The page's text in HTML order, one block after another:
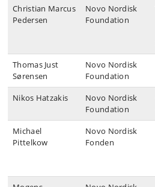
Christian Marcus
Pedersen
Novo Nordisk
Foundation
Thomas Just
Sørensen
Novo Nordisk
Foundation
Nikos Hatzakis
Novo Nordisk
Foundation
Michael
Pittelkow
Novo Nordisk
Fonden